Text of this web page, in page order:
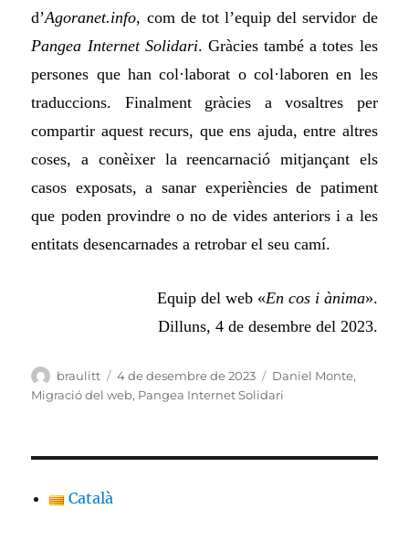
d’Agoranet.info, com de tot l’equip del servidor de
Pangea Internet Solidari. Gràcies també a totes les
persones que han col·laborat o col·laboren en les
traduccions. Finalment gràcies a vosaltres per
compartir aquest recurs, que ens ajuda, entre altres
coses, a conèixer la reencarnació mitjançant els
casos exposats, a sanar experiències de patiment
que poden provindre o no de vides anteriors i a les
entitats desencarnades a retrobar el seu camí.
Equip del web «En cos i ànima».
Dilluns, 4 de desembre del 2023.
Autor
braulitt
Publicat
el
4 de desembre de 2023 Categories
Daniel Monte,
Migració del web, Pangea Internet Solidari
Català